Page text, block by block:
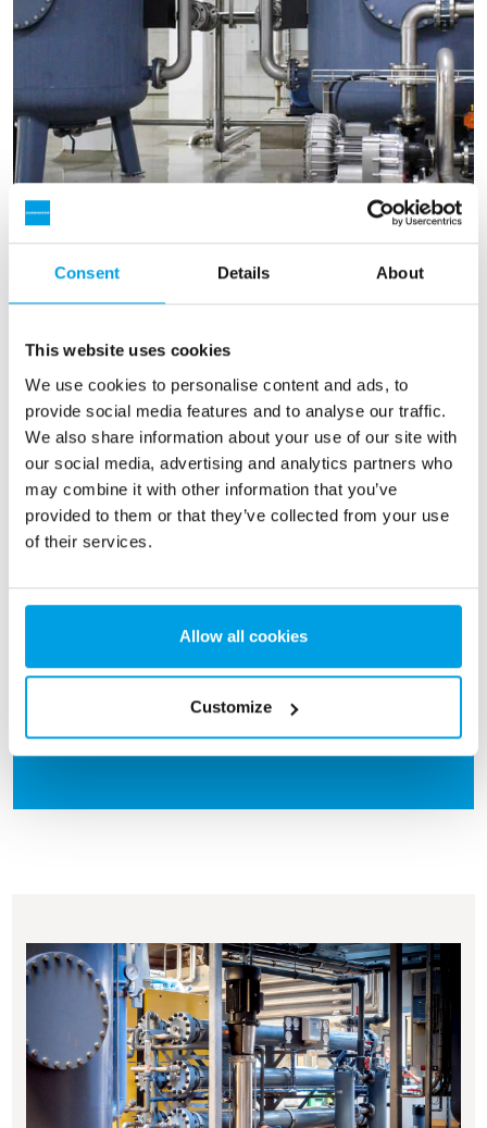
Consent Details About
This website uses cookies
We use cookies to personalise content and ads, to
provide social media features and to analyse our traffic.
We also share information about your use of our site with
our social media, advertising and analytics partners who
may combine it with other information that you’ve
provided to them or that they’ve collected from your use
of their services.
Allow all cookies
Customize
Ta bort järn för att behålla
produktkvaliteten
Många bryggerier står inför problem orsakade
av järnutfällningar i rör, tankar, pannor och annan
utrustning. Vanligtvis händer det när vattenkällan
är grundvatten och järn inte tas bort. Järn kan
är filtrering den optimala lösningen.